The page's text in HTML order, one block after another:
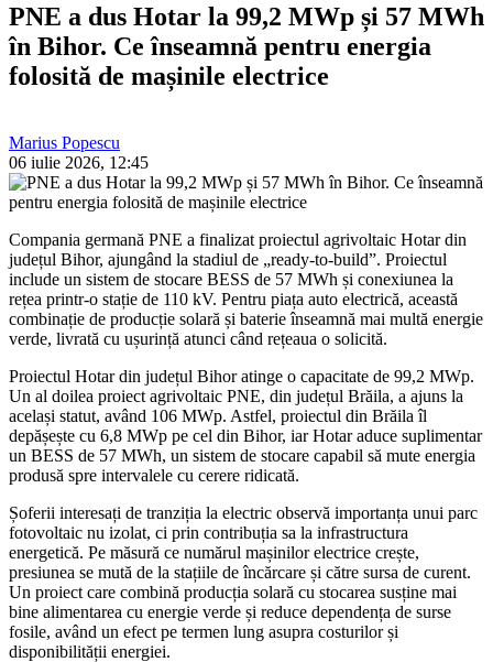
PNE a dus Hotar la 99,2 MWp și 57 MWh
în Bihor. Ce înseamnă pentru energia
folosită de mașinile electrice
Marius Popescu
06 iulie 2026, 12:45
Compania germană PNE a finalizat proiectul agrivoltaic Hotar din
județul Bihor, ajungând la stadiul de „ready-to-build”. Proiectul
include un sistem de stocare BESS de 57 MWh și conexiunea la
rețea printr-o stație de 110 kV. Pentru piața auto electrică, această
combinație de producție solară și baterie înseamnă mai multă energie
verde, livrată cu ușurință atunci când rețeaua o solicită.
Proiectul Hotar din județul Bihor atinge o capacitate de 99,2 MWp.
Un al doilea proiect agrivoltaic PNE, din județul Brăila, a ajuns la
același statut, având 106 MWp. Astfel, proiectul din Brăila îl
depășește cu 6,8 MWp pe cel din Bihor, iar Hotar aduce suplimentar
un BESS de 57 MWh, un sistem de stocare capabil să mute energia
produsă spre intervalele cu cerere ridicată.
Șoferii interesați de tranziția la electric observă importanța unui parc
fotovoltaic nu izolat, ci prin contribuția sa la infrastructura
energetică. Pe măsură ce numărul mașinilor electrice crește,
presiunea se mută de la stațiile de încărcare și către sursa de curent.
Un proiect care combină producția solară cu stocarea susține mai
bine alimentarea cu energie verde și reduce dependența de surse
fosile, având un efect pe termen lung asupra costurilor și
disponibilității energiei.